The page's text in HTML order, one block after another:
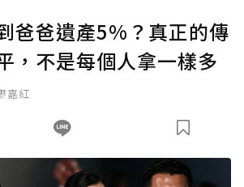
爸爸遺產5%？真正的傳
，不是每個人拿一樣多
嘉紅